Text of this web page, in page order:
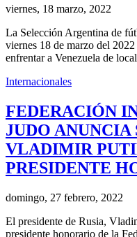
viernes, 18 marzo, 2022
La Selección Argentina de
viernes 18 de marzo del
enfrentar a Venezuela de
Internacionales
FEDERACIÓN
JUDO ANUNCIA
VLADIMIR
PRESIDENTE
domingo, 27 febrero, 2022
El presidente de Rusia,
presidente honorario de la